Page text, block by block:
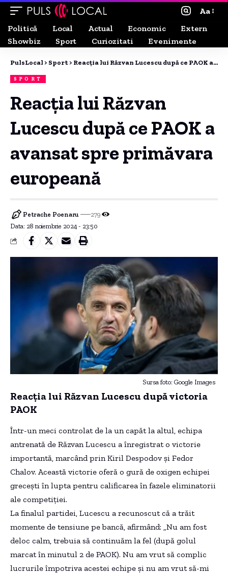
Aa
Politică
Local Actual Economic
Extern
Showbiz
Sport Curiozitati Evenimente
PulsLocal > Sport > Reacția lui Răzvan Lucescu după ce PAOK a avansat spre primăvara europeană
SPORT
Reacția lui Răzvan
Lucescu după ce PAOK a
avansat spre primăvara
europeană
Data: 28 noiembrie 2024 - 23:50
Petrache Poenaru 279
Sursa foto: Google Images
Reacția lui Răzvan Lucescu după victoria
PAOK
Într-un meci controlat de la un capăt la altul, echipa
antrenată de Răzvan Lucescu a înregistrat o victorie
importantă, marcând prin Kiril Despodov și Fedor
Chalov. Această victorie oferă o gură de oxigen echipei
grecești în lupta pentru calificarea în fazele eliminatorii
ale competiției.
La finalul partidei, Lucescu a recunoscut că a trăit
momente de tensiune pe bancă, afirmând: „Nu am fost
deloc calm, trebuia să continuăm la fel (după golul
marcat în minutul 2 de PAOK). Nu am vrut să complic
lucrurile împotriva acestei echipe și nu am vrut să-mi